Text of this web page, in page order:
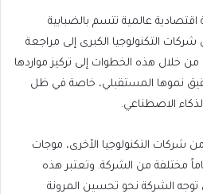
عالمية تتسم بالضبابية
التكنولوجيا الكبرى إلى مراجعة
من خلال هذه الخطوات إلى تركيز مواردها
نموها المستقبلي، خاصة في ظل
الاصطناعي.
شركات التكنولوجيا الأخرى، موجات
مختلفة من الشركة. وتعتبر هذه
توجه الشركة نحو تحسين المرونة